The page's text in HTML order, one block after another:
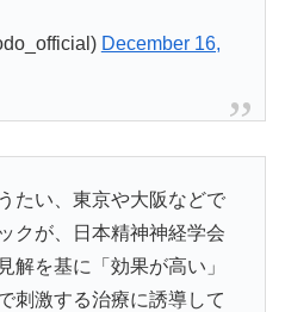
December 16,
たい、東京や大阪などで
クが、日本精神神経学会
解を基に「効果が高い」
刺激する治療に誘導して